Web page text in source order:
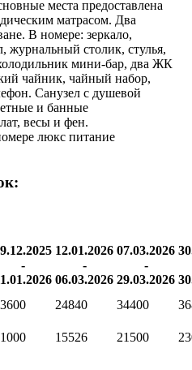
места предоставлена
матрасом. Два
В номере: зеркало,
журнальный столик, стулья,
мини-бар, два ЖК
чайник, чайный набор,
Санузел с душевой
и банные
весы и фен.
люкс питание
-
12.01.2026
-
06.03.2026
07.03.2026
-
29.03.2026
24840 34400
15526 21500